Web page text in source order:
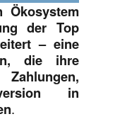
Ökosystem
der Top
– eine
die ihre
in
.